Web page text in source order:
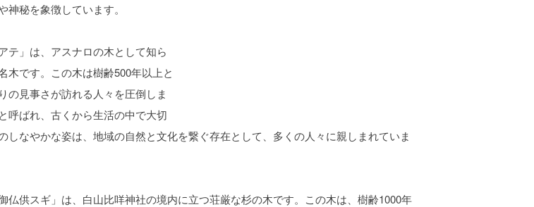
神秘を象徴しています。
テ」は、アスナロの木として知ら
木です。この木は樹齢500年以上と
の見事さが訪れる人々を圧倒しま
呼ばれ、古くから生活の中で大切
しなやかな姿は、地域の自然と文化を繋ぐ存在として、多くの人々に親しまれていま
仏供スギ」は、白山比咩神社の境内に立つ荘厳な杉の木です。この木は、樹齢1000年